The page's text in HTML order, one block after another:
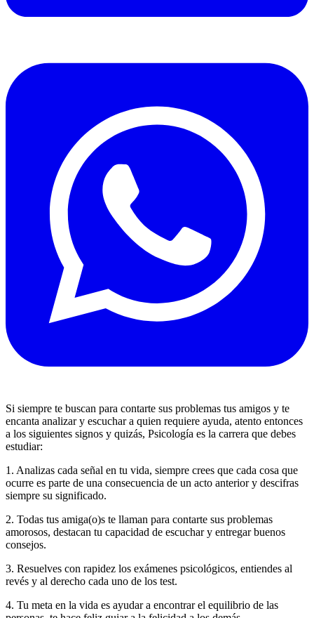
Si siempre te buscan para contarte sus problemas tus amigos y te
encanta analizar y escuchar a quien requiere ayuda, atento entonces
a los siguientes signos y quizás, Psicología es la carrera que debes
estudiar:
1. Analizas cada señal en tu vida, siempre crees que cada cosa que
ocurre es parte de una consecuencia de un acto anterior y descifras
siempre su significado.
2. Todas tus amiga(o)s te llaman para contarte sus problemas
amorosos, destacan tu capacidad de escuchar y entregar buenos
consejos.
3. Resuelves con rapidez los exámenes psicológicos, entiendes al
revés y al derecho cada uno de los test.
4. Tu meta en la vida es ayudar a encontrar el equilibrio de las